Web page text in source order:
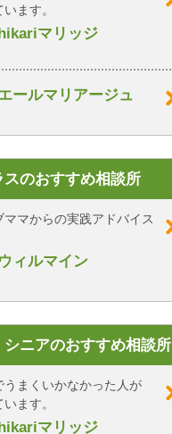
ます。
マリッジ
ールマリアージュ
スのおすすめ相談所
マからの実践アドバイス
ィルマイン
シニアのおすすめ相談所
うまくいかなかった人が
ます。
マリッジ